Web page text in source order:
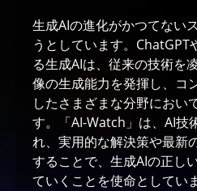
生成AIの進化がかつてない
うとしています。
る生成AIは、従来の技術を
像の生成能力を発揮し、コ
したさまざまな分野におい
す。「AI-Watch」は、AI技
れ、実用的な解決策や最新
することで、生成AIの正し
ていくことを使命としていま